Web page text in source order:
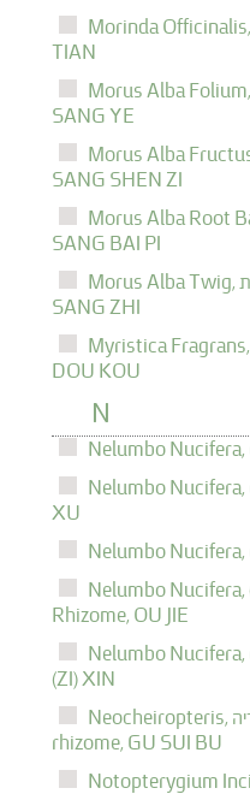
Morinda Officinalis,
TIAN
Morus Alba Folium,
SANG YE
Morus Alba
SANG SHEN ZI
Morus Alba Root
SANG BAI PI
Morus Alba Twig,
SANG ZHI
Myristica Fragrans,
DOU KOU
N
Nelumbo Nucifera,
Nelumbo Nucifera,
XU
Nelumbo Nucifera,
Nelumbo Nucifera,
Rhizome, OU JIE
Nelumbo Nucifera,
(ZI) XIN
Neocheiropteris,
rhizome, GU SUI BU
Notopterygium